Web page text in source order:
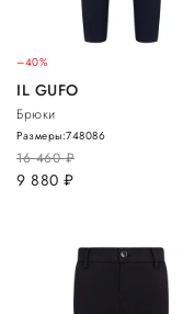
–40%
IL GUFO
Брюки
16 460руб.
9 880 руб.
Размеры:748086